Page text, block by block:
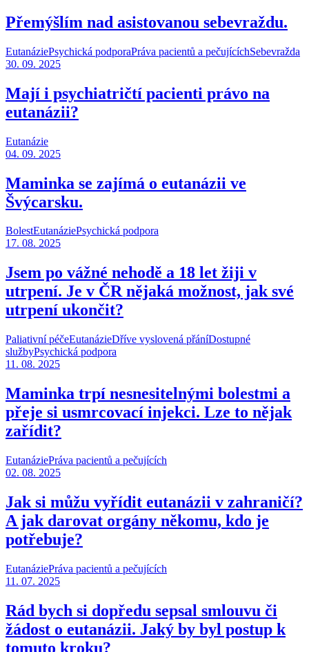
Přemýšlím nad asistovanou sebevraždu.
EutanáziePsychická podporaPráva pacientů a pečujícíchSebevražda
30. 09. 2025
Mají i psychiatričtí pacienti právo na
eutanázii?
Eutanázie
04. 09. 2025
Maminka se zajímá o eutanázii ve
Švýcarsku.
BolestEutanáziePsychická podpora
17. 08. 2025
Jsem po vážné nehodě a 18 let žiji v
utrpení. Je v ČR nějaká možnost, jak své
utrpení ukončit?
Paliativní péčeEutanázieDříve vyslovená přáníDostupné
službyPsychická podpora
11. 08. 2025
Maminka trpí nesnesitelnými bolestmi a
přeje si usmrcovací injekci. Lze to nějak
zařídit?
EutanáziePráva pacientů a pečujících
02. 08. 2025
Jak si můžu vyřídit eutanázii v zahraničí?
A jak darovat orgány někomu, kdo je
potřebuje?
EutanáziePráva pacientů a pečujících
11. 07. 2025
Rád bych si dopředu sepsal smlouvu či
žádost o eutanázii. Jaký by byl postup k
tomuto kroku?